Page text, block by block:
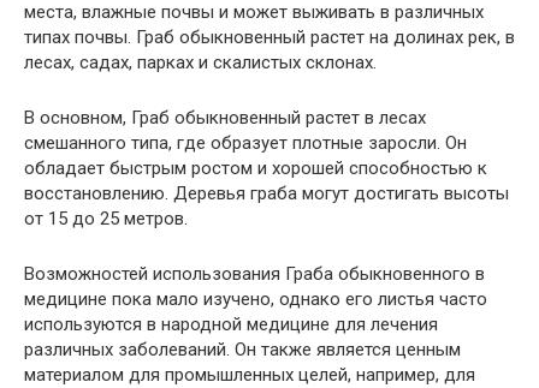
места, влажные почвы и может выживать в различных
типах почвы. Граб обыкновенный растет на долинах рек, в
лесах, садах, парках и скалистых склонах.
В основном, Граб обыкновенный растет в лесах
смешанного типа, где образует плотные заросли. Он
обладает быстрым ростом и хорошей способностью к
восстановлению. Деревья граба могут достигать высоты
от 15 до 25 метров.
Возможностей использования Граба обыкновенного в
медицине пока мало изучено, однако его листья часто
используются в народной медицине для лечения
различных заболеваний. Он также является ценным
материалом для промышленных целей, например, для